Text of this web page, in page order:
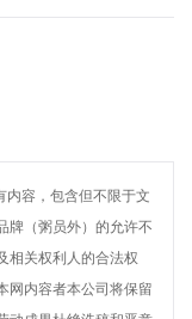
内容，包含但不限于文
牌（粥员外）的允许不
相关权利人的合法权
网内容者本公司将保留